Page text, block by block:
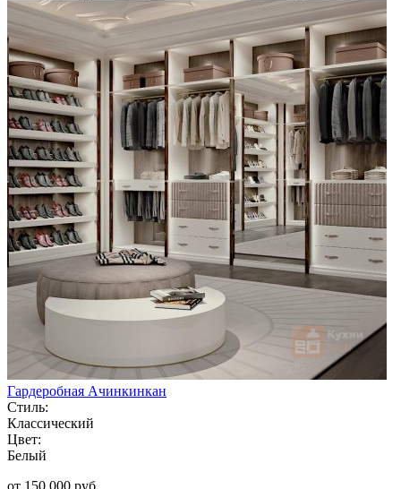
Гардеробная Ачинкинкан
Стиль:
Классический
Цвет:
Белый
от 150 000 руб.